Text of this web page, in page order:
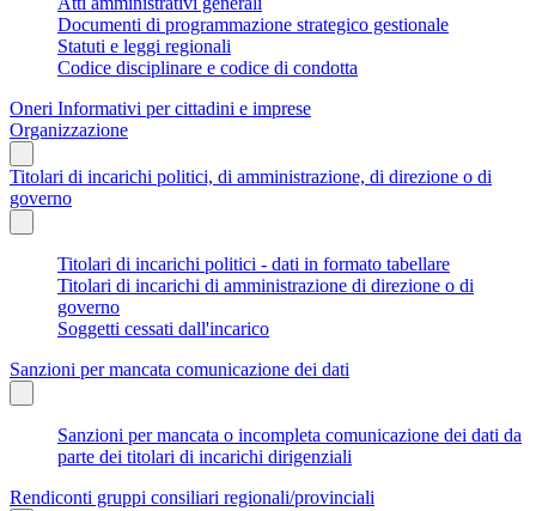
Documenti di programmazione strategico gestionale
Statuti e leggi regionali
Codice disciplinare e codice di condotta
Oneri Informativi per cittadini e imprese
Organizzazione
Titolari di incarichi politici, di amministrazione, di direzione o di
governo
Titolari di incarichi politici - dati in formato tabellare
Titolari di incarichi di amministrazione di direzione o di
governo
Soggetti cessati dall'incarico
Sanzioni per mancata comunicazione dei dati
Sanzioni per mancata o incompleta comunicazione dei dati da
parte dei titolari di incarichi dirigenziali
Rendiconti gruppi consiliari regionali/provinciali